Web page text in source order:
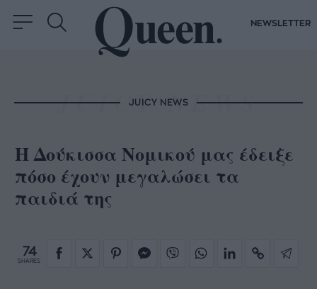
NEWSLETTER
JUICY NEWS
Η Δούκισσα Νομικού μας έδειξε
πόσο έχουν μεγαλώσει τα
παιδιά της
74
SHARES